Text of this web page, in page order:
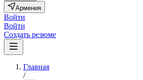
Армения
Войти
Войти
Создать резюме
Главная
/